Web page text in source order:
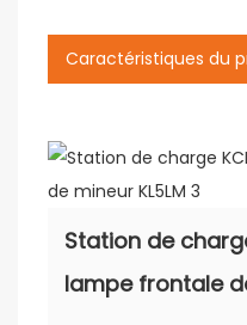
Caractéristiques du
Station de
lampe frontale